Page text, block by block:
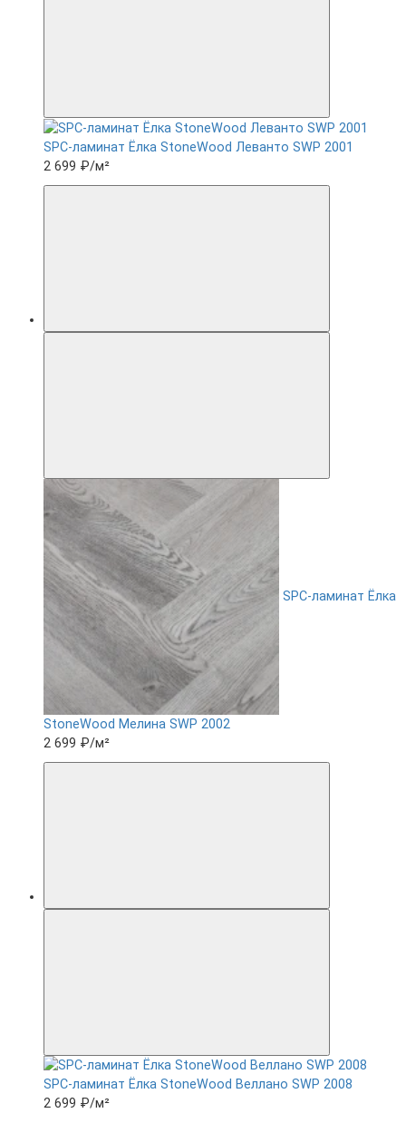
SPC-ламинат Ëлка StoneWood Леванто SWP 2001
2 699 ₽/м²
SPC-ламинат Ëлка
StoneWood Мелина SWP 2002
2 699 ₽/м²
SPC-ламинат Ëлка StoneWood Веллано SWP 2008
2 699 ₽/м²